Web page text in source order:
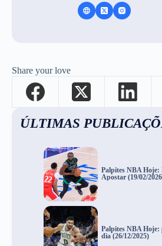
Share your love
ÚLTIMAS
Palpites NBA Hoje:
Apostar (19/02/
Palpites NBA Hoje:
dia (26/12/2025)